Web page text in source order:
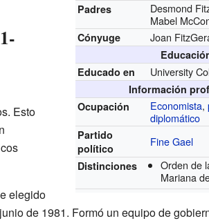
Padres
Desmond
Mabel
Cónyuge Joan
Educado en
University
Información
Ocupación
Economista,
diplomático
Partido
político
Fine Gael
Distinciones
Orden de
Mariana
Esto
elegido
de 1981. Formó un equipo de